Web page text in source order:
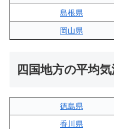
島根県
岡山県
四国地方の平均気
徳島県
香川県